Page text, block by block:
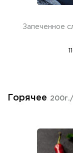
Запеченное
Горячее